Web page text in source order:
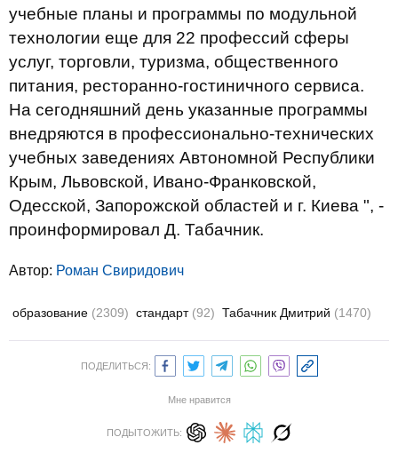
учебные планы и программы по модульной
технологии еще для 22 профессий сферы
услуг, торговли, туризма, общественного
питания, ресторанно-гостиничного сервиса.
На сегодняшний день указанные программы
внедряются в профессионально-технических
учебных заведениях Автономной Республики
Крым, Львовской, Ивано-Франковской,
Одесской, Запорожской областей и г. Киева ", -
проинформировал Д. Табачник.
Автор: Роман Свиридович
образование (2309) стандарт (92) Табачник Дмитрий (1470)
ПОДЕЛИТЬСЯ:
Мне нравится
ПОДЫТОЖИТЬ: